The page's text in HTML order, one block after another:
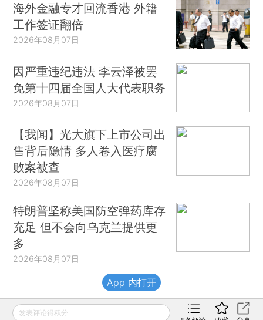
海外金融专才回流香港 外籍
工作签证翻倍
2026年08月07日
因严重违纪违法 李云泽被罢
免第十四届全国人大代表职务
2026年08月07日
【我闻】光大旗下上市公司出
售背后隐情 多人卷入医疗腐
败案被查
2026年08月07日
特朗普坚称美国防空弹药库存
充足 但不会向乌克兰提供更
多
2026年08月07日
财新移动
发表评论得积分
App 内打开